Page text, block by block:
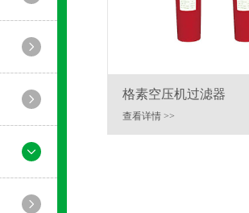
格素空压机过滤器
查看详情 >>